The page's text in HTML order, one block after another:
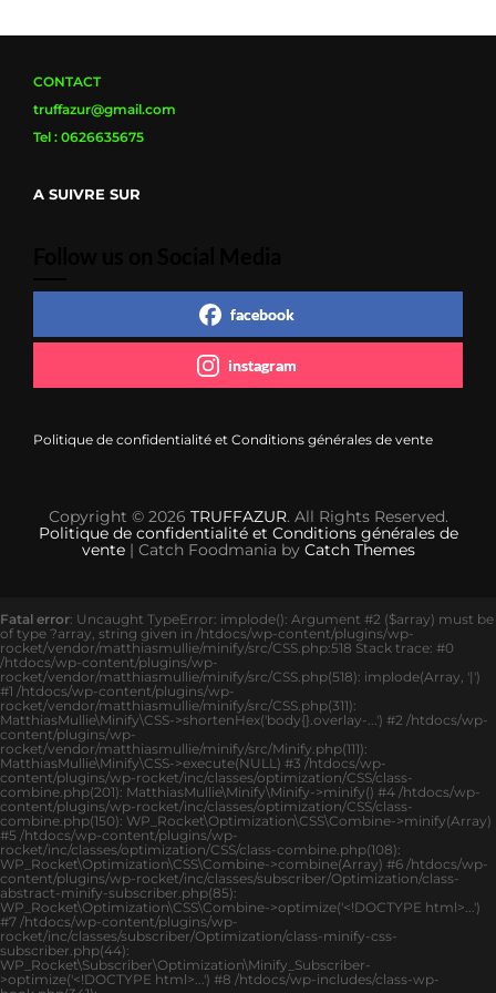
CONTACT
truffazur@gmail.com
Tel : 0626635675
A SUIVRE SUR
facebook
instagram
Politique de confidentialité et Conditions générales de vente
Copyright © 2026 TRUFFAZUR. All Rights Reserved.
Politique de confidentialité et Conditions générales de
vente| Catch Foodmania by Catch Themes
Fatal error: Uncaught TypeError: implode(): Argument #2 ($array) must be
of type ?array, string given in /htdocs/wp-content/plugins/wp-
rocket/vendor/matthiasmullie/minify/src/CSS.php:518 Stack trace: #0
/htdocs/wp-content/plugins/wp-
rocket/vendor/matthiasmullie/minify/src/CSS.php(518): implode(Array, '|')
#1 /htdocs/wp-content/plugins/wp-
rocket/vendor/matthiasmullie/minify/src/CSS.php(311):
MatthiasMullie\Minify\CSS->shortenHex('body{}.overlay-...') #2 /htdocs/wp-
content/plugins/wp-
rocket/vendor/matthiasmullie/minify/src/Minify.php(111):
MatthiasMullie\Minify\CSS->execute(NULL) #3 /htdocs/wp-
content/plugins/wp-rocket/inc/classes/optimization/CSS/class-
combine.php(201): MatthiasMullie\Minify\Minify->minify() #4 /htdocs/wp-
content/plugins/wp-rocket/inc/classes/optimization/CSS/class-
combine.php(150): WP_Rocket\Optimization\CSS\Combine->minify(Array)
#5 /htdocs/wp-content/plugins/wp-
rocket/inc/classes/optimization/CSS/class-combine.php(108):
WP_Rocket\Optimization\CSS\Combine->combine(Array) #6 /htdocs/wp-
content/plugins/wp-rocket/inc/classes/subscriber/Optimization/class-
abstract-minify-subscriber.php(85):
WP_Rocket\Optimization\CSS\Combine->optimize('<!DOCTYPE html>...')
#7 /htdocs/wp-content/plugins/wp-
rocket/inc/classes/subscriber/Optimization/class-minify-css-
subscriber.php(44):
WP_Rocket\Subscriber\Optimization\Minify_Subscriber-
>optimize('<!DOCTYPE html>...') #8 /htdocs/wp-includes/class-wp-